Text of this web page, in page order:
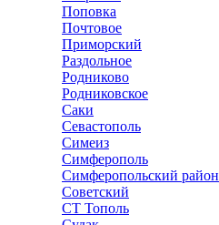
Поповка
Почтовое
Приморский
Раздольное
Родниково
Родниковское
Саки
Севастополь
Симеиз
Симферополь
Симферопольский район
Советский
СТ Тополь